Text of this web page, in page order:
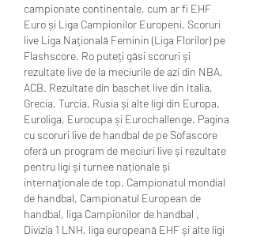
campionate continentale, cum ar fi EHF
Euro și Liga Campionilor Europeni. Scoruri
live Liga Națională Feminin (Liga Florilor) pe
Flashscore. Ro puteți găsi scoruri și
rezultate live de la meciurile de azi din NBA,
ACB. Rezultate din baschet live din Italia,
Grecia, Turcia, Rusia și alte ligi din Europa,
Euroliga, Eurocupa și Eurochallenge. Pagina
cu scoruri live de handbal de pe Sofascore
oferă un program de meciuri live și rezultate
pentru ligi și turnee naționale și
internaționale de top. Campionatul mondial
de handbal, Campionatul European de
handbal, liga Campionilor de handbal ,
Divizia 1 LNH, liga europeană EHF și alte ligi